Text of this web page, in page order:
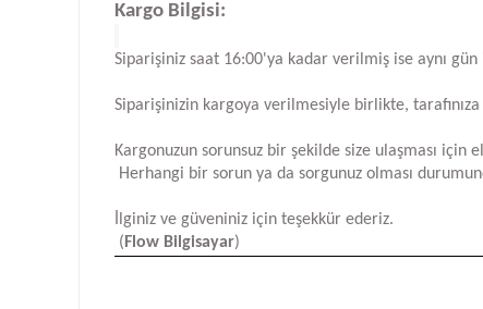
Kargo Bilgisi:
Siparişiniz saat 16:00'ya kadar verilmiş ise aynı
Siparişinizin kargoya verilmesiyle birlikte,
Kargonuzun sorunsuz bir şekilde size ulaşması
Herhangi bir sorun ya da sorgunuz olması
İlginiz ve güveniniz için teşekkür ederiz.
( Flow Bilgisayar)